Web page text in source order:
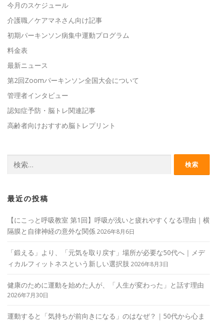
今月のスケジュール
介護職／ケアマネさん向け記事
初期パーキンソン病集中運動プログラム
料金表
最新ニュース
第2回Zoomパーキンソン全国大会について
管理者インタビュー
認知症予防・脳トレ関連記事
高齢者向けおすすめ脳トレプリント
索:
最近の投稿
【にこっと呼吸教室 第1回】呼吸が浅いと疲れやすくなる理由｜横
隔膜と自律神経の意外な関係2026年8月6日
「鍛える」より、「元気を取り戻す」場所が必要な50代へ｜メデ
ィカルフィットネスという新しい選択肢 2026年8月3日
健康のために運動を始めた人が、「人生が変わった」と話す理由
2026年7月30日
運動すると「気持ちが前向きになる」のはなぜ？｜50代から心ま